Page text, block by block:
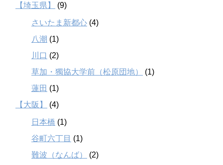
【埼玉県】
(9)
さいたま新都心 (4)
八潮 (1)
川口 (2)
草加・獨協大学前（松原団地）
(1)
蓮田 (1)
【大阪】
(4)
日本橋 (1)
谷町六丁目 (1)
難波（なんば）
(2)